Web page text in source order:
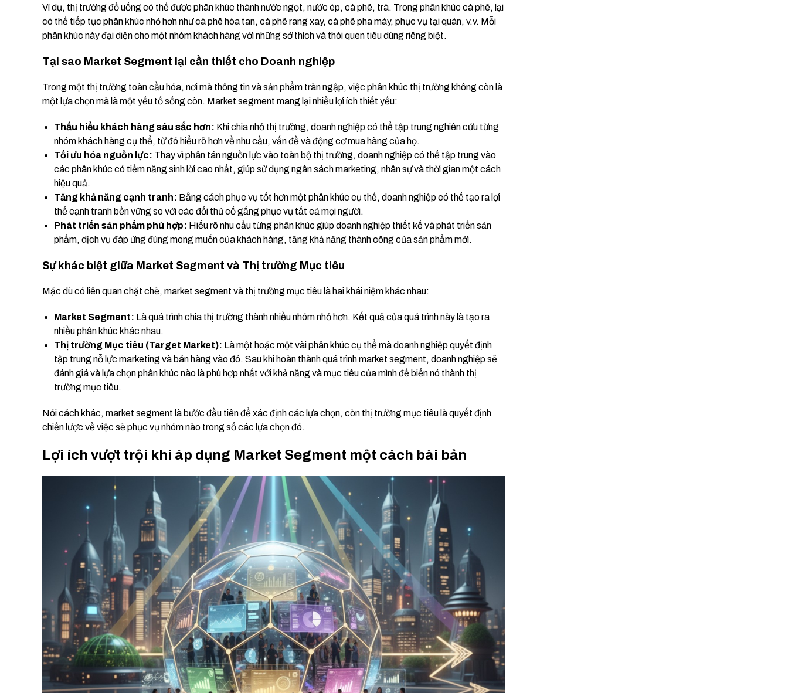
Ví dụ, thị trường đồ uống có thể được phân khúc thành nước ngọt, nước ép, cà phê, trà. Trong phân khúc cà phê, lại
có thể tiếp tục phân khúc nhỏ hơn như cà phê hòa tan, cà phê rang xay, cà phê pha máy, phục vụ tại quán, v.v. Mỗi
phân khúc này đại diện cho một nhóm khách hàng với những sở thích và thói quen tiêu dùng riêng biệt.
Tại sao Market Segment lại cần thiết cho Doanh nghiệp
Trong một thị trường toàn cầu hóa, nơi mà thông tin và sản phẩm tràn ngập, việc phân khúc thị trường không còn là
một lựa chọn mà là một yếu tố sống còn. Market segment mang lại nhiều lợi ích thiết yếu:
Thấu hiểu khách hàng sâu sắc hơn: Khi chia nhỏ thị trường, doanh nghiệp có thể tập trung nghiên cứu từng
nhóm khách hàng cụ thể, từ đó hiểu rõ hơn về nhu cầu, vấn đề và động cơ mua hàng của họ.
Tối ưu hóa nguồn lực: Thay vì phân tán nguồn lực vào toàn bộ thị trường, doanh nghiệp có thể tập trung vào
các phân khúc có tiềm năng sinh lời cao nhất, giúp sử dụng ngân sách marketing, nhân sự và thời gian một cách
hiệu quả.
Tăng khả năng cạnh tranh: Bằng cách phục vụ tốt hơn một phân khúc cụ thể, doanh nghiệp có thể tạo ra lợi
thế cạnh tranh bền vững so với các đối thủ cố gắng phục vụ tất cả mọi người.
Phát triển sản phẩm phù hợp: Hiểu rõ nhu cầu từng phân khúc giúp doanh nghiệp thiết kế và phát triển sản
phẩm, dịch vụ đáp ứng đúng mong muốn của khách hàng, tăng khả năng thành công của sản phẩm mới.
Sự khác biệt giữa Market Segment và Thị trường Mục tiêu
Mặc dù có liên quan chặt chẽ, market segment và thị trường mục tiêu là hai khái niệm khác nhau:
Market Segment: Là quá trình chia thị trường thành nhiều nhóm nhỏ hơn. Kết quả của quá trình này là tạo ra
nhiều phân khúc khác nhau.
Thị trường Mục tiêu (Target Market): Là một hoặc một vài phân khúc cụ thể mà doanh nghiệp quyết định
tập trung nỗ lực marketing và bán hàng vào đó. Sau khi hoàn thành quá trình market segment, doanh nghiệp sẽ
đánh giá và lựa chọn phân khúc nào là phù hợp nhất với khả năng và mục tiêu của mình để biến nó thành thị
trường mục tiêu.
Nói cách khác, market segment là bước đầu tiên để xác định các lựa chọn, còn thị trường mục tiêu là quyết định
chiến lược về việc sẽ phục vụ nhóm nào trong số các lựa chọn đó.
Lợi ích vượt trội khi áp dụng Market Segment một cách bài bản